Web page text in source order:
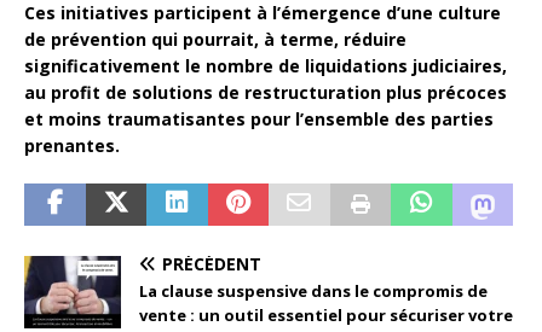
Ces initiatives participent à l’émergence d’une culture
de prévention qui pourrait, à terme, réduire
significativement le nombre de liquidations judiciaires,
au profit de solutions de restructuration plus précoces
et moins traumatisantes pour l’ensemble des parties
prenantes.
PRÉCÉDENT
La clause suspensive dans le compromis de
vente : un outil essentiel pour sécuriser votre